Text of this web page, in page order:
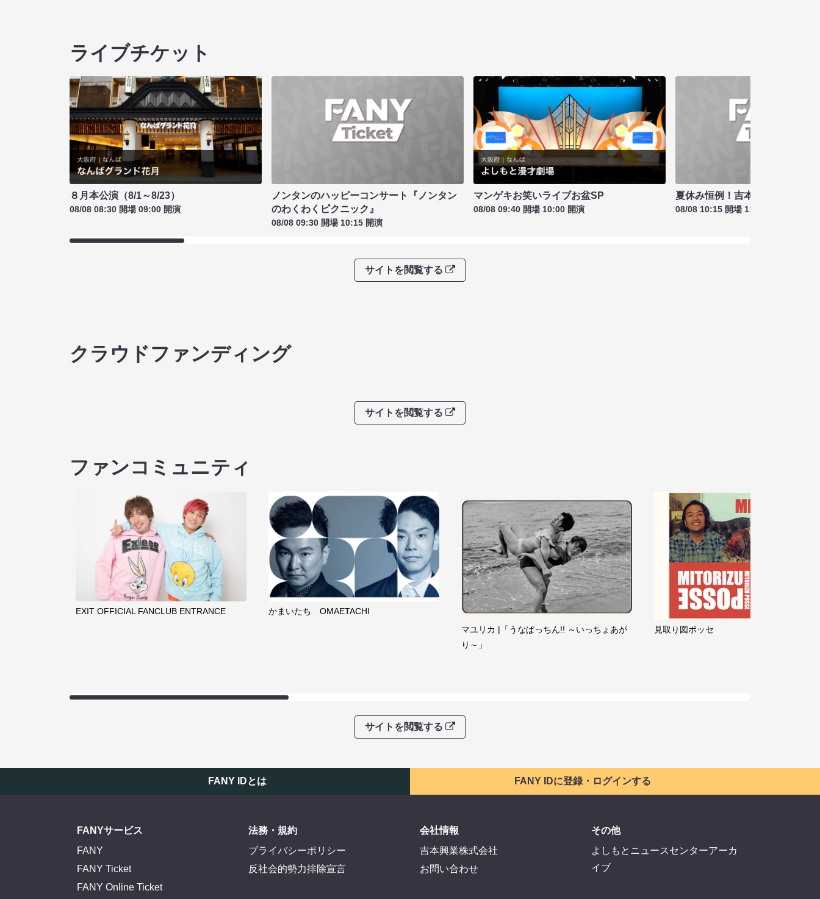
ライブチケット
８月本公演（8/1～8/23）
08/08 08:30 開場 09:00 開演
ノンタンのハッピーコンサート『ノンタン
のわくわくピクニック』
08/08 09:30 開場 10:15 開演
マンゲキお笑いライブお盆SP
08/08 09:40 開場 10:00 開演
夏休み恒例！吉本新喜劇＆バラ
08/08 10:15 開場 11:00 開演
サイトを閲覧する
クラウドファンディング
サイトを閲覧する
ファンコミュニティ
EXIT OFFICIAL FANCLUB ENTRANCE
かまいたち OMAETACHI
マユリカ |「うなぱっちん!! ～いっちょあが
り～」
見取り図ポッセ
サイトを閲覧する
FANY IDとは FANY IDに登録・ログインする
FANYサービス
FANY
FANY Ticket
FANY Online Ticket
法務・規約
プライバシーポリシー
反社会的勢力排除宣言
会社情報
吉本興業株式会社
お問い合わせ
その他
よしもとニュースセンターアーカ
イブ